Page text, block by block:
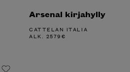
Arsenal kirjahylly
CATTELAN ITALIA
ALK. 2579€